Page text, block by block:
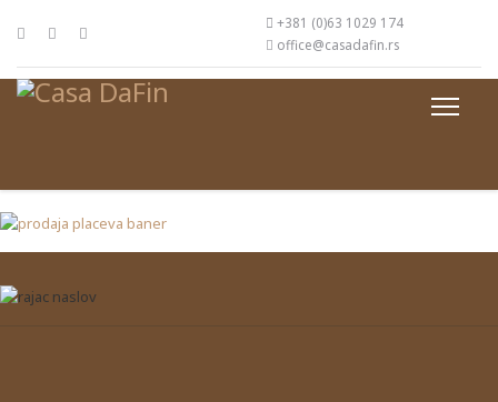
+381 (0)63 1029 174
office@casadafin.rs